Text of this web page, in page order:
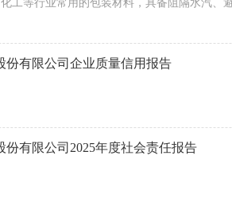
份有限公司企业质量信用报告
份有限公司2025年度社会责任报告